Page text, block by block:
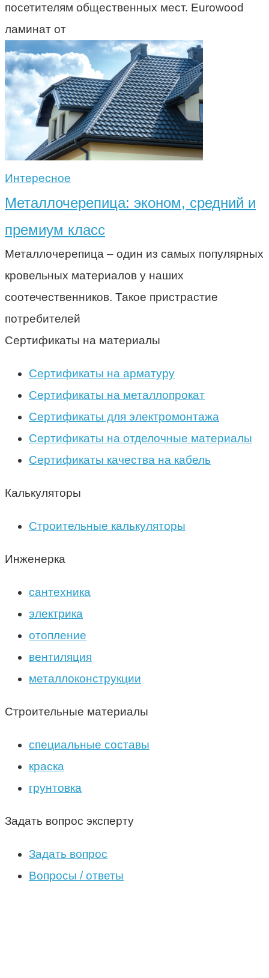
посетителям общественных мест. Eurowood
ламинат от
Интересное
Металлочерепица: эконом, средний и
премиум класс
Металлочерепица – один из самых популярных
кровельных материалов у наших
соотечественников. Такое пристрастие
потребителей
Сертификаты на материалы
Сертификаты на арматуру
Сертификаты на металлопрокат
Сертификаты для электромонтажа
Сертификаты на отделочные материалы
Сертификаты качества на кабель
Калькуляторы
Строительные калькуляторы
Инженерка
сантехника
электрика
отопление
вентиляция
металлоконструкции
Строительные материалы
специальные составы
краска
грунтовка
Задать вопрос эксперту
Задать вопрос
Вопросы / ответы